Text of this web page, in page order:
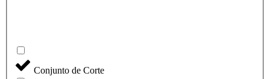
Conjunto de Corte